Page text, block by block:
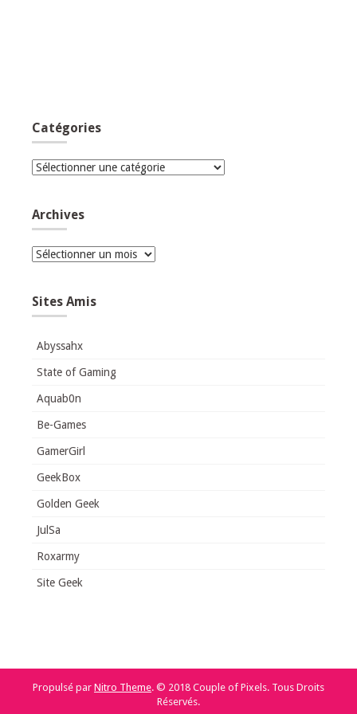
Catégories
Catégories
Archives
Archives
Sites Amis
Abyssahx
State of Gaming
Aquab0n
Be-Games
GamerGirl
GeekBox
Golden Geek
JulSa
Roxarmy
Site Geek
Propulsé par Nitro Theme. © 2018 Couple of Pixels. Tous Droits
Réservés.